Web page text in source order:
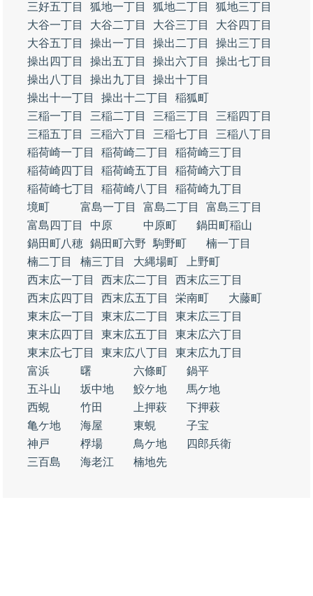
三好五丁目
狐地一丁目 狐地二丁目
狐地三丁目
大谷一丁目
大谷二丁目 大谷三丁目
大谷四丁目
大谷五丁目
操出一丁目 操出二丁目
操出三丁目
操出四丁目
操出五丁目 操出六丁目
操出七丁目
操出八丁目
操出九丁目
操出十丁目
操出十一丁目
操出十二丁目
稲狐町
三稲一丁目
三稲二丁目 三稲三丁目
三稲四丁目
三稲五丁目
三稲六丁目 三稲七丁目
三稲八丁目
稲荷崎一丁目
稲荷崎二丁目
稲荷崎三丁目
稲荷崎四丁目
稲荷崎五丁目
稲荷崎六丁目
稲荷崎七丁目
稲荷崎八丁目
稲荷崎九丁目
境町
富島一丁目 富島二丁目
富島三丁目
富島四丁目
中原 中原町
鍋田町稲山
鍋田町八穂 鍋田町六野 駒野町
楠一丁目
楠二丁目
楠三丁目 大縄場町
上野町
西末広一丁目
西末広二丁目
西末広三丁目
西末広四丁目
西末広五丁目 栄南町
大藤町
東末広一丁目
東末広二丁目
東末広三丁目
東末広四丁目
東末広五丁目
東末広六丁目
東末広七丁目
東末広八丁目
東末広九丁目
富浜
曙 六條町
鍋平
五斗山
坂中地 鮫ケ地
馬ケ地
西蜆
竹田 上押萩
下押萩
亀ケ地
海屋 東蜆
子宝
神戸
桴場 鳥ケ地
四郎兵衛
三百島
海老江 楠地先